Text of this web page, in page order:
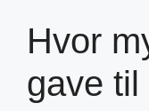
Hvor
gave